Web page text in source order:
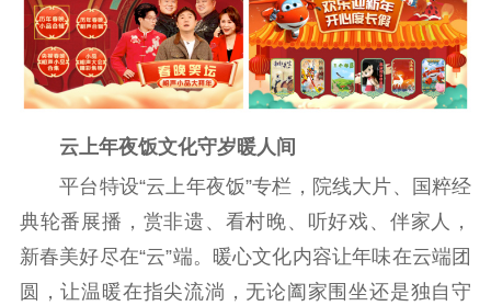
云上年夜饭文化守岁暖人间
平台特设“云上年夜饭”专栏，院线大片、国粹经
典轮番展播，赏非遗、看村晚、听好戏、伴家人，
新春美好尽在“云”端。暖心文化内容让年味在云端团
圆，让温暖在指尖流淌，无论阖家围坐还是独自守